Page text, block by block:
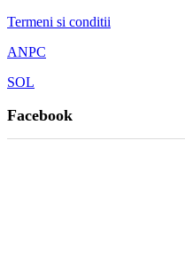
Termeni si conditii
ANPC
SOL
Facebook